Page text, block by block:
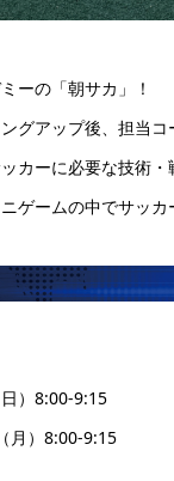
ーの「朝サカ」！
グアップ後、担当
カーに必要な技術
ゲームの中でサッ
）8:00-9:15
月）8:00-9:15